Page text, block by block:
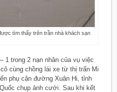
tìm thấy trên trần nhà khách sạn
1 trong 2 nạn nhân của vụ việc
cùng chồng lái xe từ thị trấn Mi
phụ cận đường Xuân Hi, tỉnh
chụp ảnh cưới. Sau khi kết